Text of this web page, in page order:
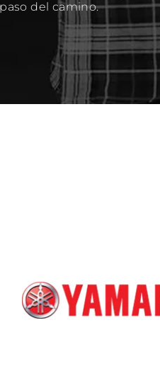
del camino.